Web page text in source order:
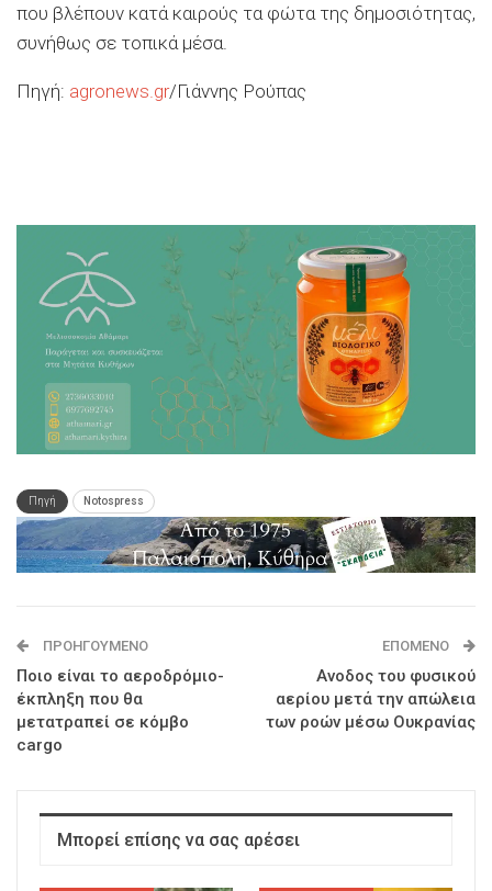
που βλέπουν κατά καιρούς τα φώτα της δηµοσιότητας,
συνήθως σε τοπικά µέσα.
Πηγή: agronews.gr/Γιάννης Ρούπας
Πηγή Notospress
ΠΡΟΗΓΟΎΜΕΝΟ
Ποιο είναι το αεροδρόμιο-
έκπληξη που θα
μετατραπεί σε κόμβο
cargo
ΕΠΌΜΕΝΟ
Ανοδος του φυσικού
αερίου μετά την απώλεια
των ροών μέσω Ουκρανίας
Μπορεί επίσης να σας αρέσει